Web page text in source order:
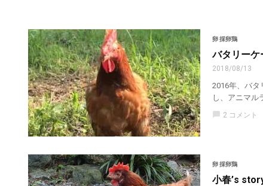
卵 採卵鶏
バタリーケ
2018/08/13
2016年、バタ
し、アニマル
chat_bubble 2 コメント
卵 採卵鶏
小春’s